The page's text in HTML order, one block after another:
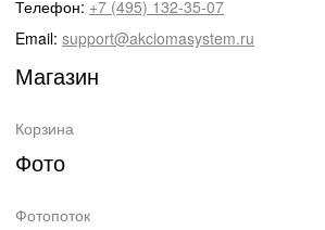
Телефон: +7 (495) 132-35-07
Email: support@akciomasystem.ru
Магазин
Корзина
Фото
Фотопоток